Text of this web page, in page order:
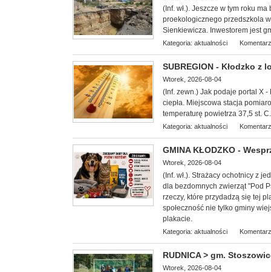
(Inf. wł.). Jeszcze w tym roku ma
proekologicznego przedszkola
Sienkiewicza. Inwestorem jest
Kategoria: aktualności
SUBREGION - Kłodzko z
Wtorek, 2026-08-04
(Inf. zewn.) Jak podaje portal X -
ciepła. Miejscowa stacja
temperaturę powietrza 37,5 st.
Kategoria: aktualności
GMINA KŁODZKO -
Wtorek, 2026-08-04
(Inf. wł.). Strażacy ochotnicy z
dla bezdomnych zwierząt "Pod
rzeczy, które przydadzą się tej
społeczność nie tylko gminy
plakacie.
Kategoria: aktualności
RUDNICA > gm.
Wtorek, 2026-08-04